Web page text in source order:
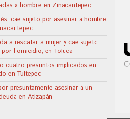
a hombre en Zinacantepec
cae sujeto por asesinar a hombre
a rescatar a mujer y cae sujeto
homicidio, en Toluca
cuatro presuntos implicados en
en Tultepec
presuntamente asesinar a un
en Atizapán